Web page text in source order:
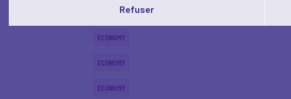
ECONOMY
ECONOMY
ECONOMY
ECONOMY
Refuser